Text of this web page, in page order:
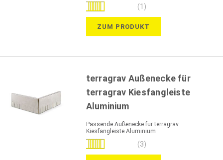
Bewertung:
100%
(1)
ZUM PRODUKT
terragrav Außenecke für
terragrav Kiesfangleiste
Aluminium
Passende Außenecke für terragrav
Kiesfangleiste Aluminium
Bewertung:
100%
(3)